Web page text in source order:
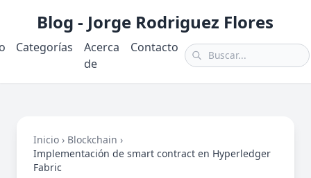
Blog - Jorge Rodriguez Flores
Categorías
Acerca
de
Contacto
Inicio › Blockchain ›
Implementación de smart contract en Hyperledger
Fabric